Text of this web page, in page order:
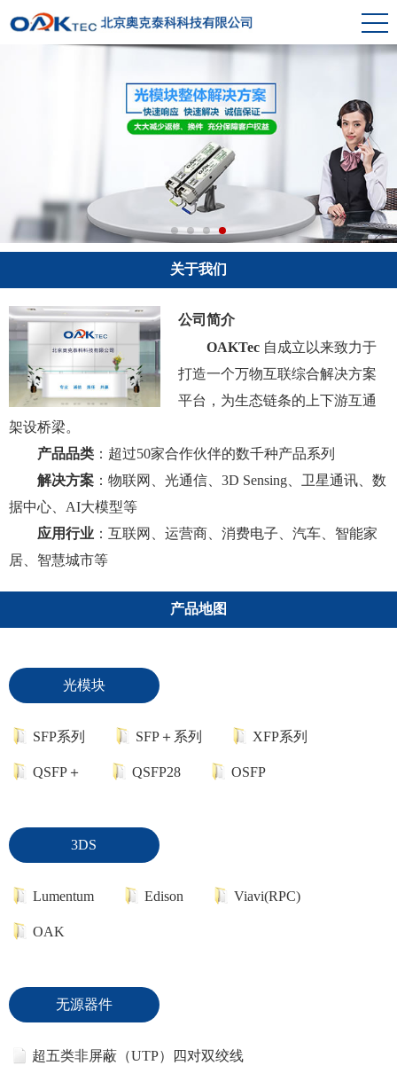
关于我们
公司简介
OAKTec 自成立以来致力于
打造一个万物互联综合解决方案
平台，为生态链条的上下游互通
架设桥梁。
产品品类：超过50家合作伙伴的数千种产品系列
解决方案：物联网、光通信、3D Sensing、卫星通讯、数
据中心、AI大模型等
应用行业：互联网、运营商、消费电子、汽车、智能家
居、智慧城市等
产品地图
光模块
SFP系列 SFP＋系列 XFP系列
QSFP＋ QSFP28 OSFP
3DS
Lumentum Edison Viavi(RPC)
OAK
无源器件
超五类非屏蔽（UTP）四对双绞线